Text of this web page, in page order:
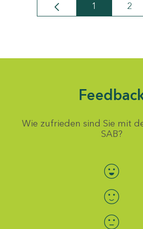
Seite
1 2
Wie zufrieden sind Sie mit
SAB?